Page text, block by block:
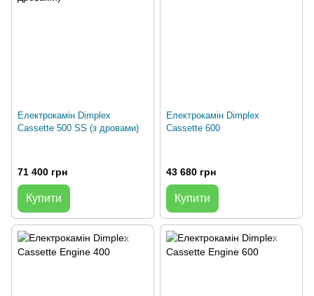
Електрокамін Dimplex
Cassette 500 SS (з дровами)
71 400 грн
Купити
Електрокамін Dimplex
Cassette 600
43 680 грн
Купити